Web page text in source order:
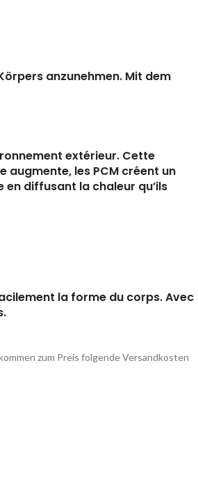
anzunehmen. Mit dem
extérieur. Cette
les PCM créent un
diffusant la chaleur qu’ils
la forme du corps. Avec
zum Preis folgende Versandkosten